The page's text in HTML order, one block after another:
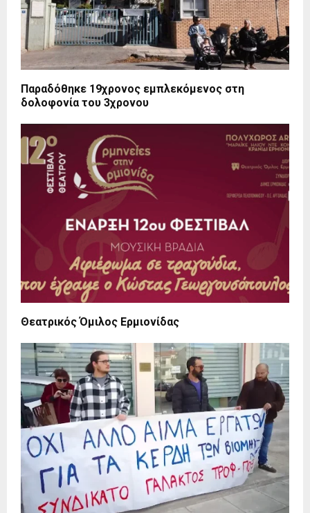
Παραδόθηκε 19χρονος εμπλεκόμενος στη
δολοφονία του 3χρονου
Θεατρικός Όμιλος Ερμιονίδας